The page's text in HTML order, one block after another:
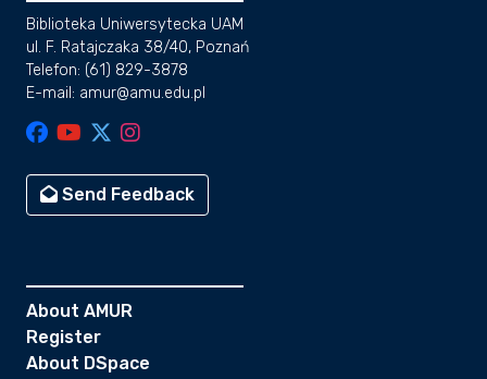
Biblioteka Uniwersytecka UAM
ul. F. Ratajczaka 38/40, Poznań
Telefon: (61) 829-3878
E-mail: amur@amu.edu.pl
Send Feedback
About AMUR
Register
About DSpace